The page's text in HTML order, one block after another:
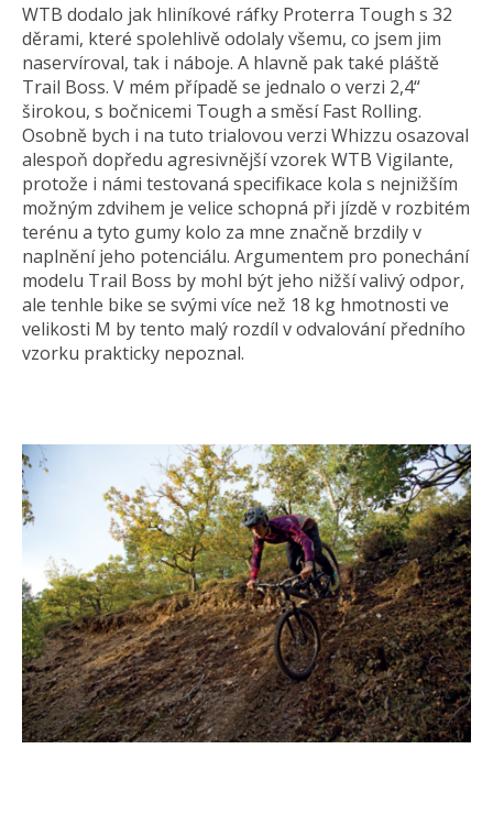
WTB dodalo jak hliníkové ráfky Proterra Tough s 32
děrami, které spolehlivě odolaly všemu, co jsem jim
naservíroval, tak i náboje. A hlavně pak také pláště
Trail Boss. V mém případě se jednalo o verzi 2,4“
širokou, s bočnicemi Tough a směsí Fast Rolling.
Osobně bych i na tuto trialovou verzi Whizzu osazoval
alespoň dopředu agresivnější vzorek WTB Vigilante,
protože i námi testovaná specifikace kola s nejnižším
možným zdvihem je velice schopná při jízdě v rozbitém
terénu a tyto gumy kolo za mne značně brzdily v
naplnění jeho potenciálu. Argumentem pro ponechání
modelu Trail Boss by mohl být jeho nižší valivý odpor,
ale tenhle bike se svými více než 18 kg hmotnosti ve
velikosti M by tento malý rozdíl v odvalování předního
vzorku prakticky nepoznal.